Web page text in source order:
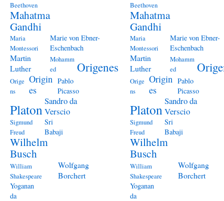
Beethoven
Mahatma
Gandhi
Maria
Montessori
Marie von Ebner-
Eschenbach
Martin
Luther
Mohamm
ed
Origenes
Orige
ns
Origin
es
Pablo
Picasso
Platon
Sandro da
Verscio
Sigmund
Freud
Sri
Babaji
Wilhelm
Busch
William
Shakespeare
Wolfgang
Borchert
Yoganan
da
Beethoven
Mahatma
Gandhi
Maria
Montessori
Marie von Ebner-
Eschenbach
Martin
Luther
Mohamm
ed
Orige
ns
Origin
es
Pablo
Picasso
Platon
Sandro da
Verscio
Sigmund
Freud
Sri
Babaji
Wilhelm
Busch
William
Shakespeare
Wolfgang
Borchert
Yoganan
da